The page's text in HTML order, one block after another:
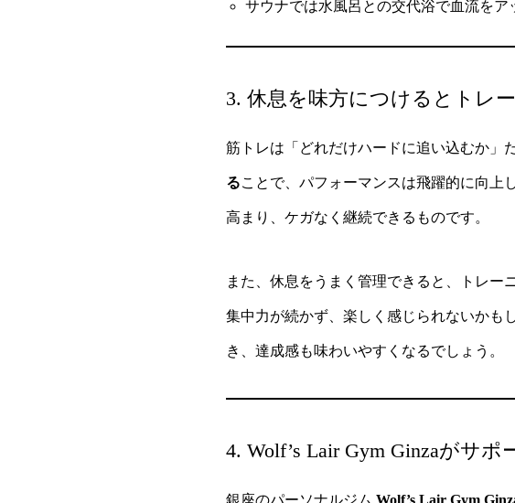
サウナでは水風呂との交代浴で血流をア
3. 休息を味方につけるとトレ
筋トレは「どれだけハードに追い込むか」
ることで、パフォーマンスは飛躍的に向上
高まり、ケガなく継続できるものです。
また、休息をうまく管理できると、トレー
集中力が続かず、楽しく感じられないかも
き、達成感も味わいやすくなるでしょう。
4. Wolf’s Lair Gym Ginzaがサ
銀座のパーソナルジム Wolf’s Lair Gym